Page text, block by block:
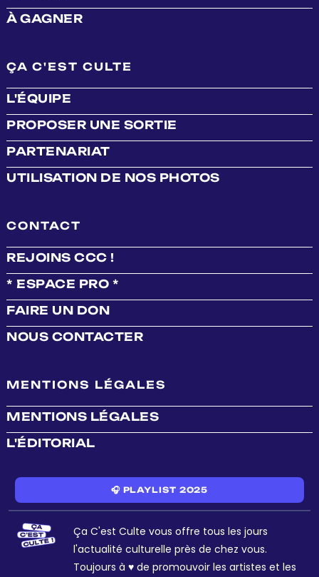
À GAGNER
ÇA C'EST CULTE
L'ÉQUIPE
PROPOSER UNE SORTIE
PARTENARIAT
UTILISATION DE NOS PHOTOS
CONTACT
REJOINS CCC !
* ESPACE PRO *
FAIRE UN DON
NOUS CONTACTER
MENTIONS LÉGALES
MENTIONS LÉGALES
L'ÉDITORIAL
🎧 PLAYLIST 2025
Ça C'est Culte vous offre tous les jours
l'actualité culturelle près de chez vous.
Toujours à ♥ de promouvoir les artistes et les